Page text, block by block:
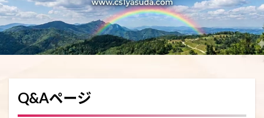
Q&Aページ